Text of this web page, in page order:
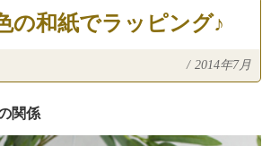
の和紙でラッピング♪
/ 2014年7月
関係